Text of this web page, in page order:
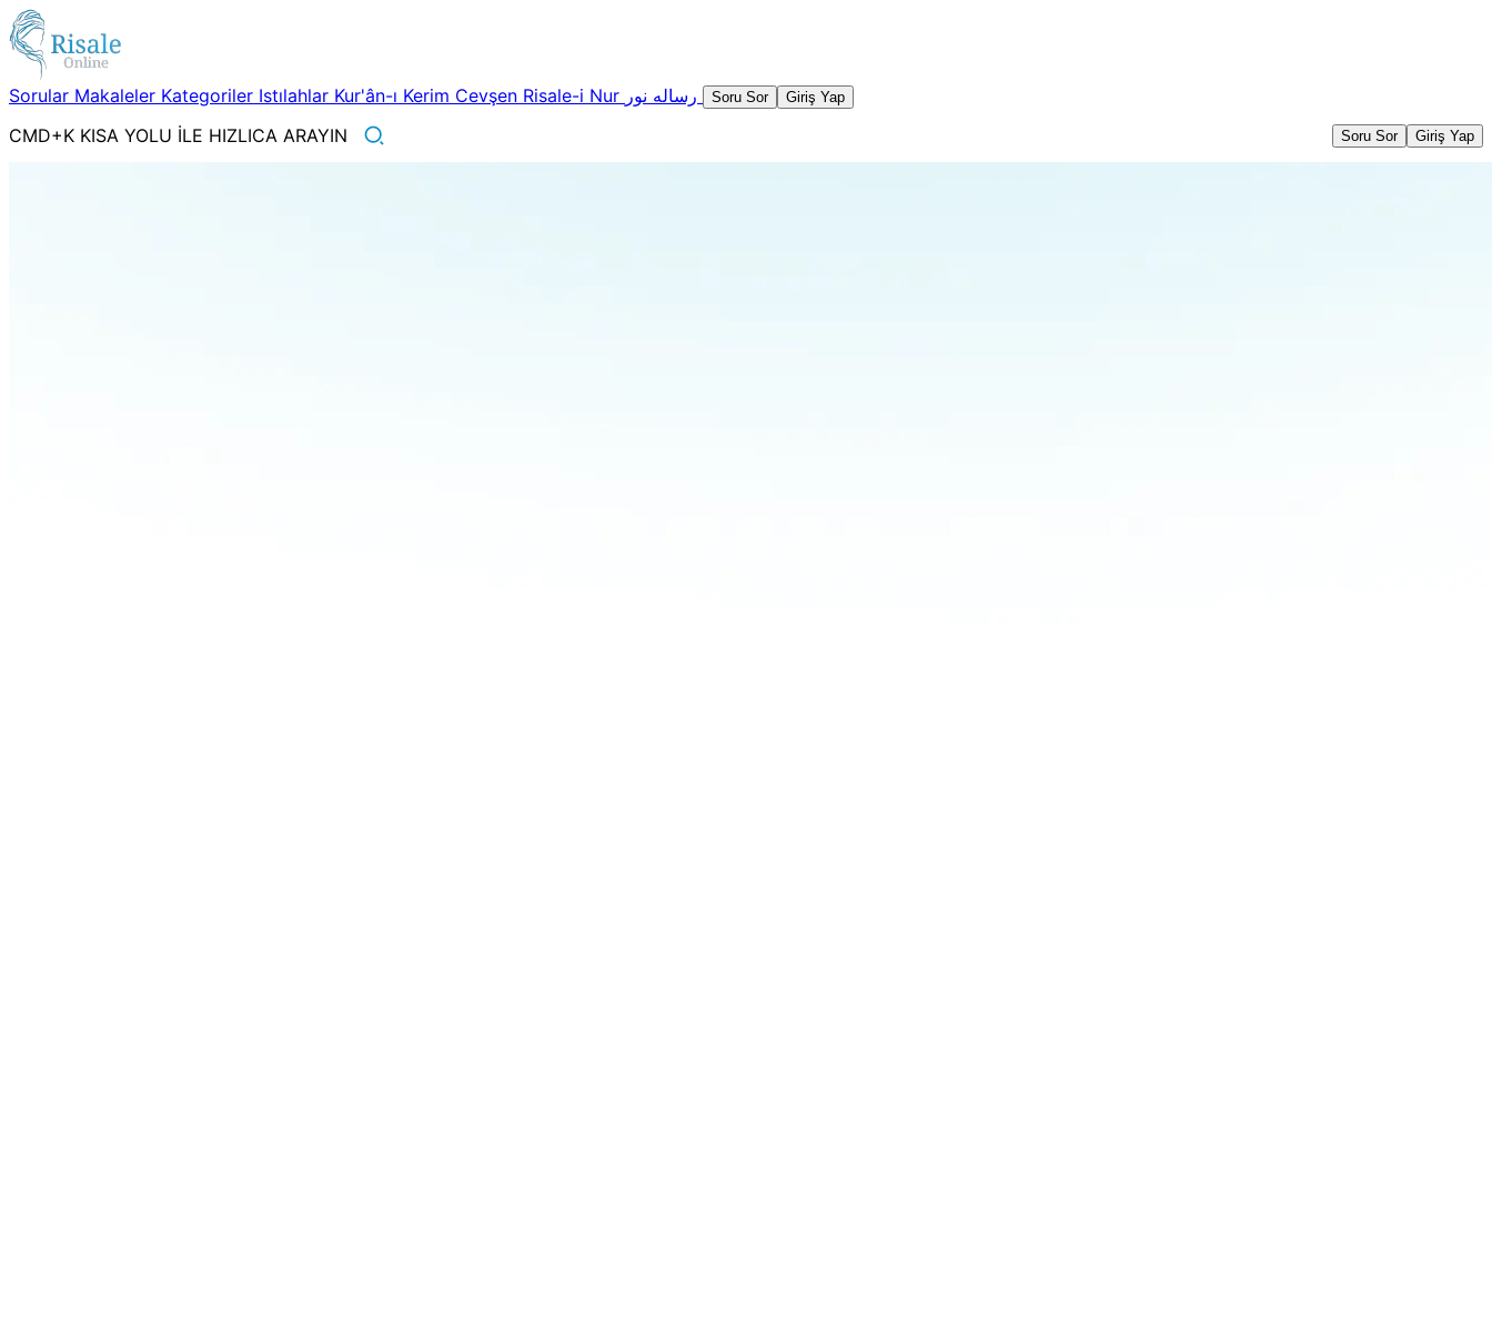
Sorular Makaleler Kategoriler Istılahlar Kur'ân-ı Kerim Cevşen Risale-i Nur Soru Sor Giriş Yap
CMD+K KISA YOLU İLE HIZLICA ARAYIN Soru Sor Giriş Yap